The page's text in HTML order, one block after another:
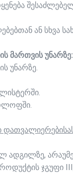
ან სხვა
მართვის უნარზე:
უნარზე.
ადგილზე,
ჯგუფი III,